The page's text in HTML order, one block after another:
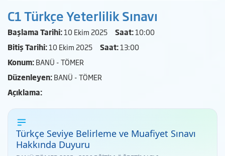
C1 Türkçe Yeterlilik Sınavı
Başlama Tarihi:10 Ekim 2025 Saat:10:00
Bitiş Tarihi:10 Ekim 2025 Saat:13:00
Konum:BANÜ - TÖMER
Düzenleyen:BANÜ - TÖMER
Açıklama:
Türkçe Seviye Belirleme ve Muafiyet Sınavı
Hakkında Duyuru